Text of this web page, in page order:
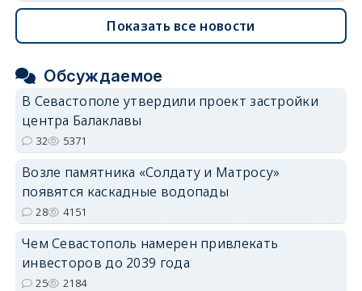
Показать все новости
Обсуждаемое
В Севастополе утвердили проект застройки
центра Балаклавы
32 5371
Возле памятника «Солдату и Матросу»
появятся каскадные водопады
28 4151
Чем Севастополь намерен привлекать
инвесторов до 2039 года
25 2184